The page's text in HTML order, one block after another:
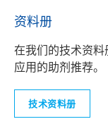
资料册
在我们的技术资
应用的助剂推荐。
技术资料册